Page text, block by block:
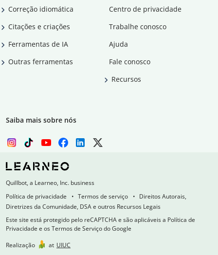
Correção idiomática
Citações e criações
Ferramentas de IA
Outras ferramentas
Centro de privacidade
Trabalhe conosco
Ajuda
Fale conosco
Recursos
Saiba mais sobre nós
Quillbot, a Learneo, Inc. business
Política de privacidade
Termos de serviço
Direitos Autorais,
Diretrizes da Comunidade, DSA e outros Recursos Legais
Este site está protegido pelo reCAPTCHA e são aplicáveis a Política de
Privacidade e os Termos de Serviço do Google
Realização
at UIUC